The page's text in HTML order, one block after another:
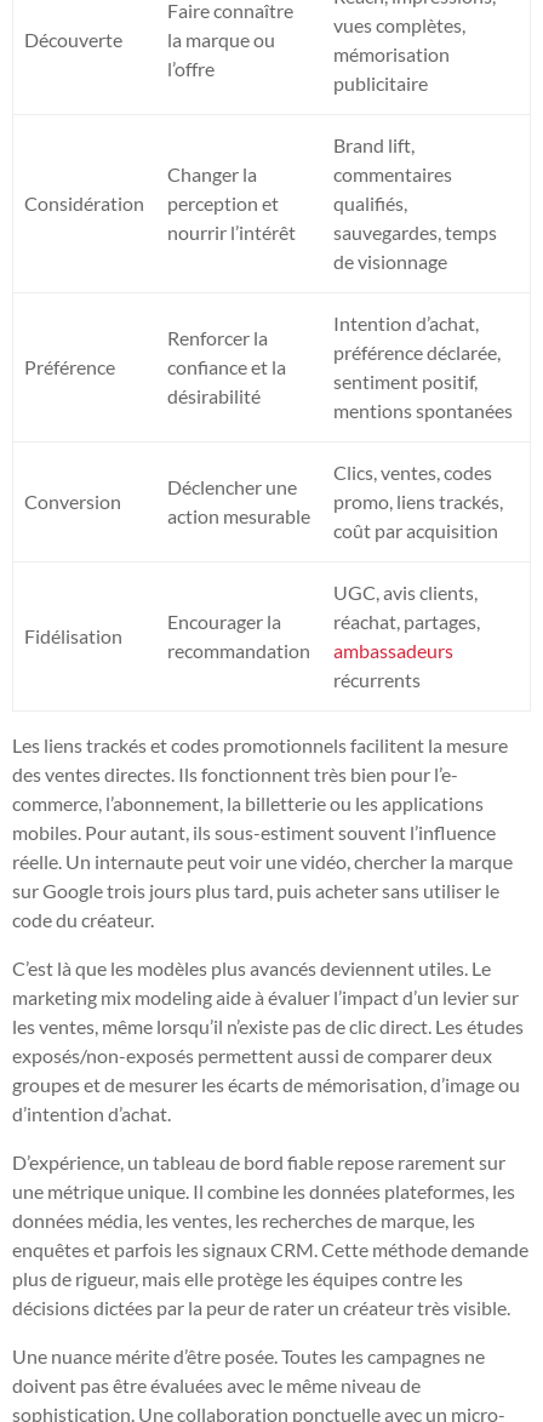
Découverte
Faire connaître
la marque ou
l’offre
vues complètes,
mémorisation
publicitaire
Considération
Changer la
perception et
nourrir l’intérêt
Brand lift,
commentaires
qualifiés,
sauvegardes, temps
de visionnage
Préférence
Renforcer la
confiance et la
désirabilité
Intention d’achat,
préférence déclarée,
sentiment positif,
mentions spontanées
Conversion
Déclencher une
action mesurable
Clics, ventes, codes
promo, liens trackés,
coût par acquisition
Fidélisation
Encourager la
recommandation
UGC, avis clients,
réachat, partages,
ambassadeurs
récurrents
Les liens trackés et codes promotionnels facilitent la mesure
des ventes directes. Ils fonctionnent très bien pour l’e-
commerce, l’abonnement, la billetterie ou les applications
mobiles. Pour autant, ils sous-estiment souvent l’influence
réelle. Un internaute peut voir une vidéo, chercher la marque
sur Google trois jours plus tard, puis acheter sans utiliser le
code du créateur.
C’est là que les modèles plus avancés deviennent utiles. Le
marketing mix modeling aide à évaluer l’impact d’un levier sur
les ventes, même lorsqu’il n’existe pas de clic direct. Les études
exposés/non-exposés permettent aussi de comparer deux
groupes et de mesurer les écarts de mémorisation, d’image ou
d’intention d’achat.
D’expérience, un tableau de bord fiable repose rarement sur
une métrique unique. Il combine les données plateformes, les
données média, les ventes, les recherches de marque, les
enquêtes et parfois les signaux CRM. Cette méthode demande
plus de rigueur, mais elle protège les équipes contre les
décisions dictées par la peur de rater un créateur très visible.
Une nuance mérite d’être posée. Toutes les campagnes ne
doivent pas être évaluées avec le même niveau de
sophistication. Une collaboration ponctuelle avec un micro-